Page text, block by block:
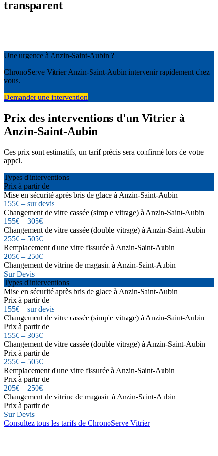
transparent
Une urgence à Anzin-Saint-Aubin ?
ChronoServe Vitrier Anzin-Saint-Aubin intervenir rapidement chez
vous.
Demander une intervention
Prix des interventions d'un Vitrier à
Anzin-Saint-Aubin
Ces prix sont estimatifs, un tarif précis sera confirmé lors de votre
appel.
Types d'interventions
Prix à partir de
Mise en sécurité après bris de glace à Anzin-Saint-Aubin
155€ – sur devis
Changement de vitre cassée (simple vitrage) à Anzin-Saint-Aubin
155€ – 305€
Changement de vitre cassée (double vitrage) à Anzin-Saint-Aubin
255€ – 505€
Remplacement d'une vitre fissurée à Anzin-Saint-Aubin
205€ – 250€
Changement de vitrine de magasin à Anzin-Saint-Aubin
Sur Devis
Types d'interventions
Mise en sécurité après bris de glace à Anzin-Saint-Aubin
Prix à partir de
155€ – sur devis
Changement de vitre cassée (simple vitrage) à Anzin-Saint-Aubin
Prix à partir de
155€ – 305€
Changement de vitre cassée (double vitrage) à Anzin-Saint-Aubin
Prix à partir de
255€ – 505€
Remplacement d'une vitre fissurée à Anzin-Saint-Aubin
Prix à partir de
205€ – 250€
Changement de vitrine de magasin à Anzin-Saint-Aubin
Prix à partir de
Sur Devis
Consultez tous les tarifs de ChronoServe Vitrier